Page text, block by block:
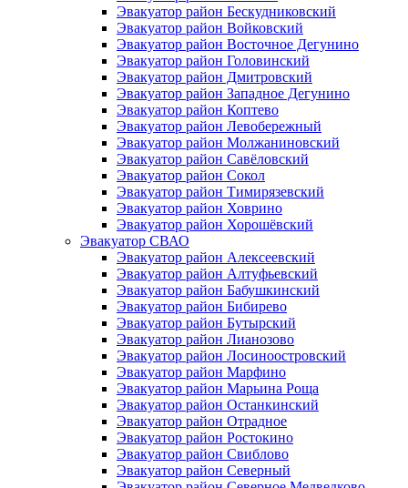
Эвакуатор район Бескудниковский
Эвакуатор район Войковский
Эвакуатор район Восточное Дегунино
Эвакуатор район Головинский
Эвакуатор район Дмитровский
Эвакуатор район Западное Дегунино
Эвакуатор район Коптево
Эвакуатор район Левобережный
Эвакуатор район Молжаниновский
Эвакуатор район Савёловский
Эвакуатор район Сокол
Эвакуатор район Тимирязевский
Эвакуатор район Ховрино
Эвакуатор район Хорошёвский
Эвакуатор СВАО
Эвакуатор район Алексеевский
Эвакуатор район Алтуфьевский
Эвакуатор район Бабушкинский
Эвакуатор район Бибирево
Эвакуатор район Бутырский
Эвакуатор район Лианозово
Эвакуатор район Лосиноостровский
Эвакуатор район Марфино
Эвакуатор район Марьина Роща
Эвакуатор район Останкинский
Эвакуатор район Отрадное
Эвакуатор район Ростокино
Эвакуатор район Свиблово
Эвакуатор район Северный